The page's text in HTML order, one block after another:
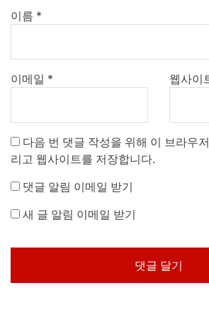
이름 *
이메일 * 웹사이
다음 번 댓글 작성을 위해 이 브라우
리고 웹사이트를 저장합니다.
댓글 알림 이메일 받기
새 글 알림 이메일 받기